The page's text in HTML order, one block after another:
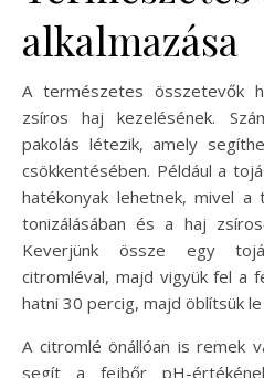
alkalmazása
A természetes összetevők
zsíros haj kezelésének.
pakolás létezik, amely
csökkentésében. Például a
hatékonyak lehetnek, mivel
tonizálásában és a haj
Keverjünk össze egy
citromléval, majd vigyük fel a
hatni 30 percig, majd öblítsük
A citromlé önállóan is remek
segít a fejbőr pH-